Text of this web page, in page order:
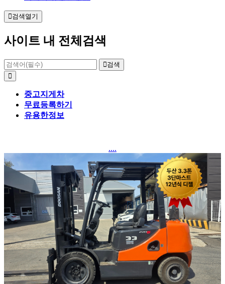
검색열기
사이트 내 전체검색
검색
중고지게차
무료등록하기
유용한정보
....